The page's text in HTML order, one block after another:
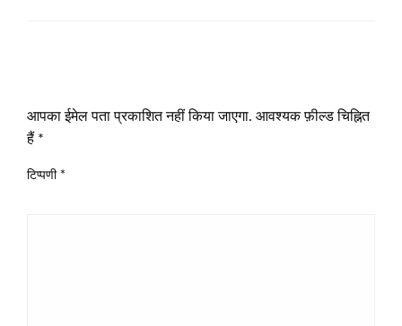
आपका ईमेल पता प्रकाशित नहीं किया जाएगा. आवश्यक फ़ील्ड चिह्नित
हैं *
टिप्पणी *